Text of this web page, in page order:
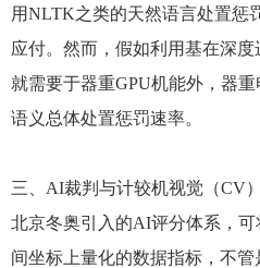
用NLTK之类的天然语言处置惩
应付。然而，假如利用基在深度
就需要于器重GPU机能外，器
语义总体处置惩罚速率。
三、AI裁判与计较机视觉（CV）
北京冬奥引入的AI评分体系，
间坐标上量化的数据指标，不